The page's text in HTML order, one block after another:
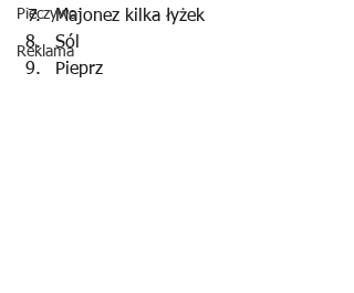
Pieczywo
Reklama
Majonez kilka łyżek
Sól
Pieprz